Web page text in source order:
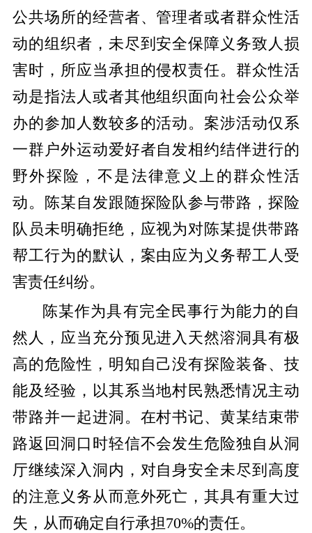
公共场所的经营者、管理者或者群众性活
动的组织者，未尽到安全保障义务致人损
害时，所应当承担的侵权责任。群众性活
动是指法人或者其他组织面向社会公众举
办的参加人数较多的活动。案涉活动仅系
一群户外运动爱好者自发相约结伴进行的
野外探险，不是法律意义上的群众性活
动。陈某自发跟随探险队参与带路，探险
队员未明确拒绝，应视为对陈某提供带路
帮工行为的默认，案由应为义务帮工人受
害责任纠纷。
陈某作为具有完全民事行为能力的自
然人，应当充分预见进入天然溶洞具有极
高的危险性，明知自己没有探险装备、技
能及经验，以其系当地村民熟悉情况主动
带路并一起进洞。在村书记、黄某结束带
路返回洞口时轻信不会发生危险独自从洞
厅继续深入洞内，对自身安全未尽到高度
的注意义务从而意外死亡，其具有重大过
失，从而确定自行承担70%的责任。